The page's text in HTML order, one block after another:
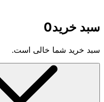
سبد خرید0
سبد خرید شما خالی است.